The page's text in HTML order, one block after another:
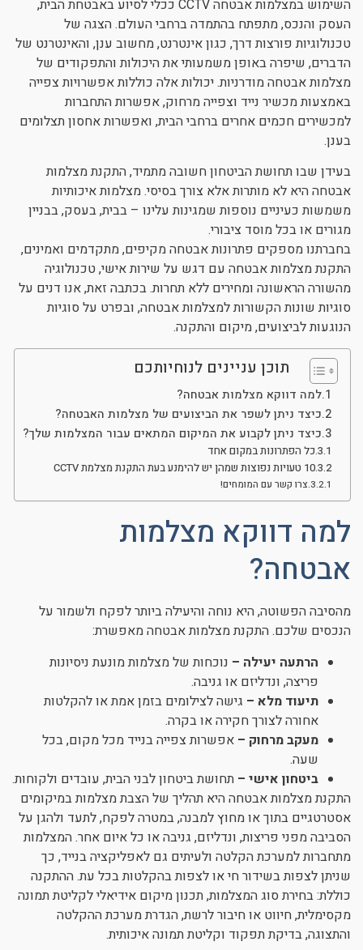
ניגודיות כהה
format_underlined הוסף קו תחתון לקישורים
font_download
סמן קישורים
לאפס את כל האפשרויות
השימוש במצלמות אבטחה CCTV ככלי לסיוע באבטחת הבית,
העסק והנכס, מתפתח בהתמדה ברחבי העולם. הצגה של
טכנולוגיות פורצות דרך, כגון אינטרנט, מחשוב ענן, והאינטרנט של
הדברים, שיפרה באופן משמעותי את היכולות והתפקודים של
מצלמות אבטחה מודרניות. יכולות אלה כוללות אפשרויות צפייה
באמצעות מכשיר נייד וצפייה מרחוק, אפשרות התחברות
למכשירים חכמים אחרים ברחבי הבית, ואפשרות אחסון תצלומים
בענן.
בעידן שבו תחושת הביטחון חשובה מתמיד, התקנת מצלמות
אבטחה היא לא מותרות אלא צורך בסיסי. מצלמות איכותיות
משמשות כעיניים נוספות שמגינות עלינו – בבית, בעסק, בבניין
מגורים או בכל מוסד ציבורי.
בחברתנו מספקים פתרונות אבטחה מקיפים, מתקדמים ואמינים,
התקנת מצלמות אבטחה עם דגש על שירות אישי, טכנולוגיה
מהשורה הראשונה ומחירים ללא תחרות. בכתבה זאת, אנו דנים על
סוגיות שונות הקשורות למצלמות אבטחה, ובפרט על סוגיות
הנוגעות לביצועים, מיקום והתקנה.
תוכן עניינים לנוחיותכם
למה דווקא מצלמות אבטחה?
כיצד ניתן לשפר את הביצועים של מצלמות האבטחה?
כיצד ניתן לקבוע את המיקום המתאים עבור המצלמות שלך?
כל הפתרונות במקום אחד
10 טעויות נפוצות שמהן יש להימנע בעת התקנת מצלמת CCTV
צרו קשר עם המומחים!
למה דווקא מצלמות
אבטחה?
מהסיבה הפשוטה, היא נוחה והיעילה ביותר לפקח ולשמור על
הנכסים שלכם. התקנת מצלמות אבטחה מאפשרת:
הרתעה יעילה – נוכחות של מצלמות מונעת ניסיונות
פריצה, ונדליזם או גניבה.
תיעוד מלא – גישה לצילומים בזמן אמת או להקלטות
אחורה לצורך חקירה או בקרה.
מעקב מרחוק – אפשרות צפייה בנייד מכל מקום, בכל
שעה.
ביטחון אישי – תחושת ביטחון לבני הבית, עובדים ולקוחות.
התקנת מצלמות אבטחה היא תהליך של הצבת מצלמות במיקומים
אסטרטגיים בתוך או מחוץ למבנה, במטרה לפקח, לתעד ולהגן על
הסביבה מפני פריצות, ונדליזם, גניבה או כל איום אחר. המצלמות
מתחברות למערכת הקלטה ולעיתים גם לאפליקציה בנייד, כך
שניתן לצפות בשידור חי או לצפות בהקלטות בכל עת. ההתקנה
כוללת: בחירת סוג המצלמות, תכנון מיקום אידיאלי לקליטת תמונה
מקסימלית, חיווט או חיבור לרשת, הגדרת מערכת ההקלטה
והתצוגה, בדיקת תפקוד וקליטת תמונה איכותית.